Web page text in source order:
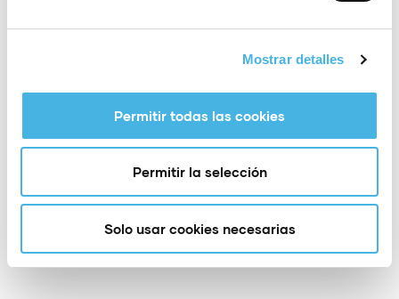
Mostrar detalles
Permitir todas las cookies
Permitir la selección
Solo usar cookies necesarias
Valencia volverá a acoger
la Copa del Rey de
voleibol
El PAS Alcoy rinde
homenaje a dos de sus
héroes de Europa